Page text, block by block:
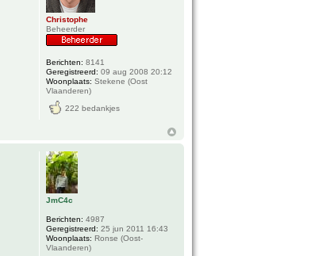
Christophe
Beheerder
Berichten: 8141
Geregistreerd: 09 aug 2008 20:12
Woonplaats: Stekene (Oost
Vlaanderen)
222 bedankjes
JmC4c
Berichten: 4987
Geregistreerd: 25 jun 2011 16:43
Woonplaats: Ronse (Oost-
Vlaanderen)